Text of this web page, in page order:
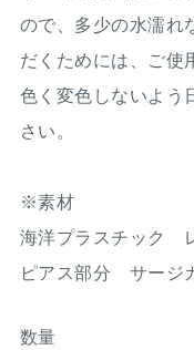
ので、多少の水濡れ
だくためには、ご使
色く変色しないよう
さい。
※素材
海洋プラスチック
ピアス部分 サージ
数量